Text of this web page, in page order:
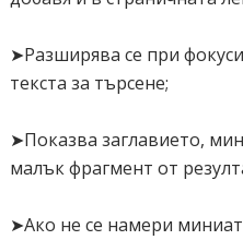
➤Разширява се при
текста за търсене;
➤Показва заглавието,
малък фрагмент от
➤Ако не се намери